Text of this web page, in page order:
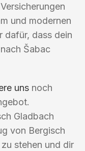
und modernen
dafür, dass dein
Šabac
uns noch
Gladbach
von Bergisch
stehen und dir